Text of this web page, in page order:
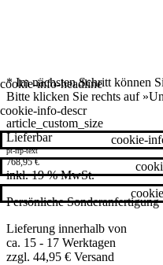
* Im nächsten Schritt können
Bitte klicken Sie rechts auf
article_custom_size
Lieferbar
pt-rrp-text
768,95€
inkl. 19 % MwSt.
Persönliche Sonderanfertigung
Lieferung innerhalb von
ca. 15 - 17 Werktagen
zzgl. 44,95 € Versand
cookie-info-descr
cookie-